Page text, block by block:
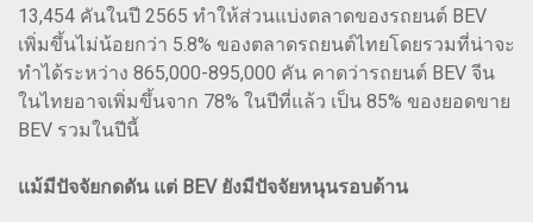
13,454 คันในปี 2565 ทำให้ส่วนแบ่งตลาดของรถยนต์ BEV
เพิ่มขึ้นไม่น้อยกว่า 5.8% ของตลาดรถยนต์ไทยโดยรวมที่น่าจะ
ทำได้ระหว่าง 865,000-895,000 คัน คาดว่ารถยนต์ BEV จีน
ในไทยอาจเพิ่มขึ้นจาก 78% ในปีที่แล้ว เป็น 85% ของยอดขาย
BEV รวมในปีนี้
แม้มีปัจจัยกดดัน แต่ BEV ยังมีปัจจัยหนุนรอบด้าน